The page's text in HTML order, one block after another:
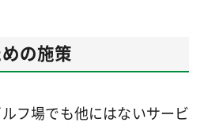
の施策
フ場でも他にはないサービ